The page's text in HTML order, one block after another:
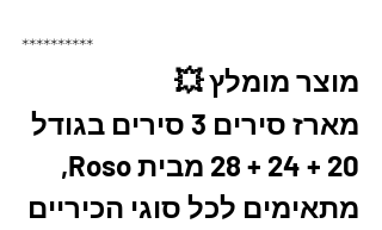
**********
מוצר מומלץ 💥
מארז סירים 3 סירים בגודל
20 + 24 + 28 מבית Roso,
מתאימים לכל סוגי הכיריים